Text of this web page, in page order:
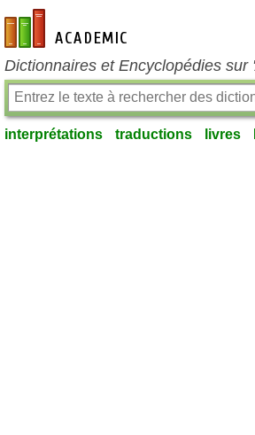
fr-academic.com
Dictionnaires et Encyclopédies sur
interprétations traductions livres